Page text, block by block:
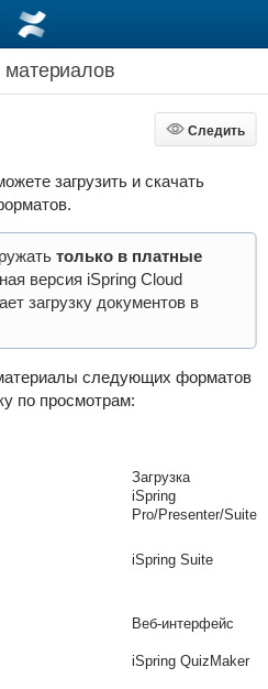
Следить
Следить
загрузить и скачать
только в платные
версия iSpring Cloud
загрузку документов в
следующих форматов
по просмотрам:
iSpring
Pro/Presenter/Suite
iSpring Suite
Веб-интерфейс
iSpring QuizMaker
Загрузка